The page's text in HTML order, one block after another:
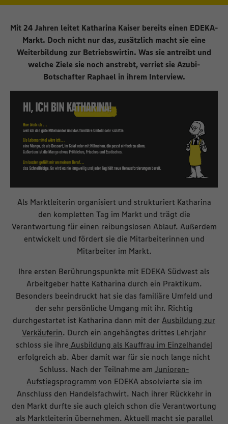
Mit 24 Jahren leitet Katharina Kaiser bereits einen EDEKA-
Markt. Doch nicht nur das, zusätzlich macht sie eine
Weiterbildung zur Betriebswirtin. Was sie antreibt und
welche Ziele sie noch anstrebt, verriet sie Azubi-
Botschafter Raphael in ihrem Interview.
Als Marktleiterin organisiert und strukturiert Katharina
den kompletten Tag im Markt und trägt die
Verantwortung für einen reibungslosen Ablauf. Außerdem
entwickelt und fördert sie die Mitarbeiterinnen und
Mitarbeiter im Markt.
Ihre ersten Berührungspunkte mit EDEKA Südwest als
Arbeitgeber hatte Katharina durch ein Praktikum.
Besonders beeindruckt hat sie das familiäre Umfeld und
der sehr persönliche Umgang mit ihr. Richtig
durchgestartet ist Katharina dann mit der Ausbildung zur
Verkäuferin. Durch ein angehängtes drittes Lehrjahr
schloss sie ihre Ausbildung als Kauffrau im Einzelhandel
erfolgreich ab. Aber damit war für sie noch lange nicht
Schluss. Nach der Teilnahme am Junioren-
Aufstiegsprogramm von EDEKA absolvierte sie im
Anschluss den Handelsfachwirt. Nach ihrer Rückkehr in
den Markt durfte sie auch gleich schon die Verantwortung
als Marktleiterin übernehmen. Aktuell macht sie parallel